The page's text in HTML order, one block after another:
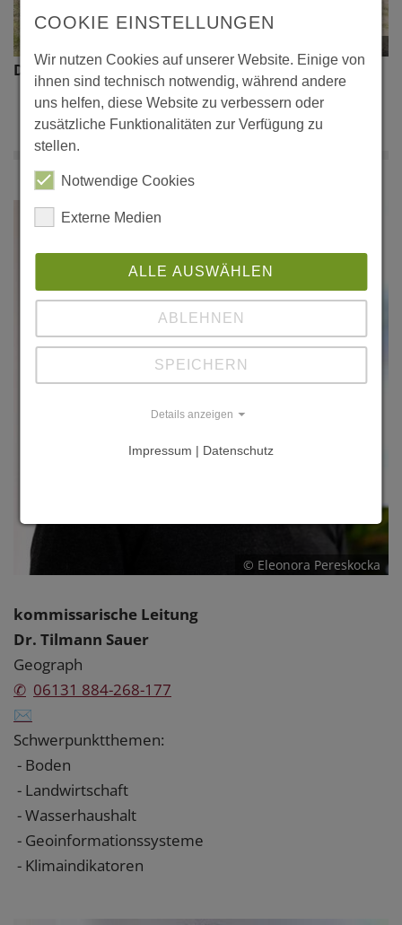
Das Team des RLP-KfK im Mai 2025.
© Eleonora Pereskocka
kommissarische Leitung
Dr. Tilmann Sauer
Geograph
✆ 06131 884-268-177
✉
Schwerpunktthemen:
- Boden
- Landwirtschaft
- Wasserhaushalt
- Geoinformationssysteme
- Klimaindikatoren
COOKIE EINSTELLUNGEN
Wir nutzen Cookies auf unserer Website. Einige von
ihnen sind technisch notwendig, während andere
uns helfen, diese Website zu verbessern oder
zusätzliche Funktionalitäten zur Verfügung zu
stellen.
Notwendige Cookies
Externe Medien
ALLE AUSWÄHLEN
ABLEHNEN
SPEICHERN
Details anzeigen
Impressum | Datenschutz